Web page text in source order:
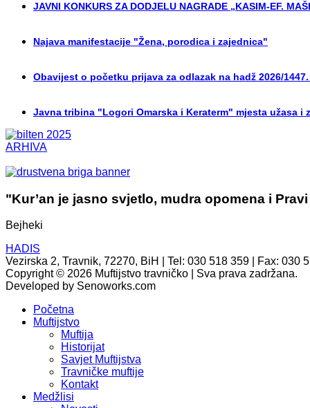
JAVNI KONKURS ZA DODJELU NAGRADE „KASIM-EF.
Najava manifestacije "Žena, porodica i zajednica"
Obavijest o početku prijava za odlazak na hadž 2026/
Javna tribina "Logori Omarska i Keraterm" mjesta užasa i
ARHIVA
"Kur’an je jasno svjetlo, mudra opomena i
Bejheki
HADIS
Vezirska 2, Travnik, 72270, BiH | Tel: 030 518 359 | Fax: 030
Copyright © 2026 Muftijstvo travničko | Sva prava zadržana.
Developed by Senoworks.com
Početna
Muftijstvo
Muftija
Historijat
Savjet Muftijstva
Travničke muftije
Kontakt
Medžlisi